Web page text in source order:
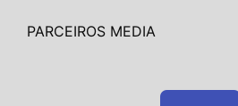
PARCEIROS MEDIA